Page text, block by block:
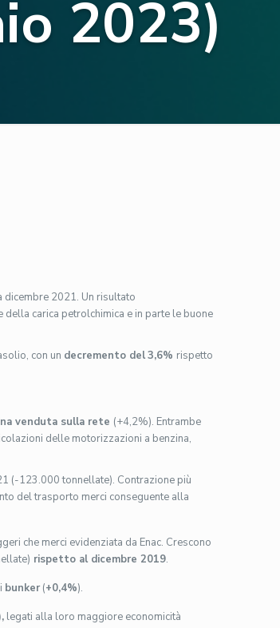
2023)
2021. Un risultato
carica petrolchimica e in parte le buone
con un decremento del3,6% rispetto
venduta sulla rete (+4,2%). Entrambe
delle motorizzazioni a benzina,
(-123.000 tonnellate). Contrazione più
del trasporto merci conseguente alla
che merci evidenziata da Enac. Crescono
rispetto al dicembre 2019.
bunker(+0,4%).
, legati alla loro maggiore economicità